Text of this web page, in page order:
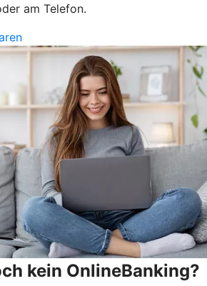
am Telefon.
kein OnlineBanking?